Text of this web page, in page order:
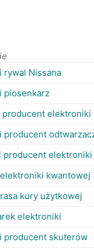
rywal Nissana
piosenkarz
producent elektroniki
producent
producent
kwantowej
kury użytkowej
elektroniki
producent skuterów